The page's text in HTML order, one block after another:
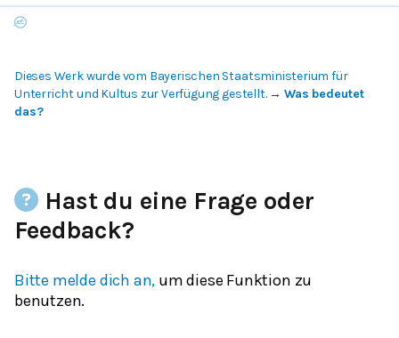
Dieses Werk wurde vom Bayerischen Staatsministerium für
Unterricht und Kultus zur Verfügung gestellt.→ Was bedeutet
das?
Hast du eine Frage oder
Feedback?
Bitte melde dich an, um diese Funktion zu
benutzen.